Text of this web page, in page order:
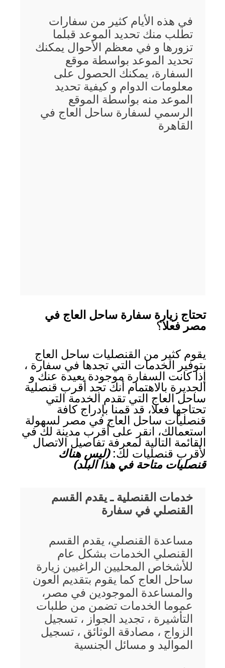
في هذه الأيام كثير من سفارات
تطلب منك تحديد الموعد قبلما
تزورها و في معظم الأحوال يمكنك
تحديد الموعد بواسطة موقع
السفارة، يمكنك الحصول على
معلومات الدوام و كيفية تحديد
الموعد منه بواسطة الموقع
الرسمي لسفارة ساحل العاج في
القاهرة
تحتاج زيارة سفارة ساحل العاج في
مصر فعلا؟
يقوم كثير من القنصليات ساحل العاج
بتوفير الخدمات التي تجدها في سفارة ،
إذا كانت السفارة موجودة بعيدة عنك و
الجديرة بالاهتمام أنك تجد أقرب قنصلية
ساحل العاج التي تقدم الخدمة التي
تحتاجها فعلا، قد قمنا بإدراج كافة
قنصليات ساحل العاج في مصر لسهولة
استعمالك، انقر على أقرب مدينة لك في
القائمة التالية لمعرفة تفاصيل الاتصال
لأقرب قنصليات لك:(ليس هناك
قنصليات متاحة في هذا البلد)
خدمات القنصلية ـ يقدم القسم
القنصلي في سفارة
مساعدة القنصلي، يقدم القسم
القنصلي الخدمات بشكل عام
للأشخاص المحليين الراغبين زيارة
ساحل العاج كما يقوم بتقديم العون
والمساعدة الموجودين في مصر،
عموما الخدمات تضمن من طلبات
التأشيرة ، تجديد الجواز ، تسجيل
الزواج ، مصادقة الوثائق ، تسجيل
المواليد و مسائل الجنسية